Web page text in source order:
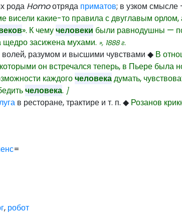
рода Homoотряда приматов; в узком
висели какие-то правила с двуглавым
». К чемучеловеки были равнодушны —
щедро засижена мухами. », 1888г.
разумом и высшими чувствами◆ В
он встречался теперь, в Пьере была
каждогочеловекадумать,
человека. ]
в ресторане, трактире и т. п.◆ Розанов
=
, робот